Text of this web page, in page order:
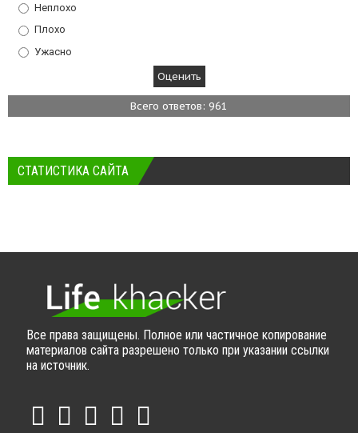
Неплохо
Плохо
Ужасно
Всего ответов: 961
СТАТИСТИКА САЙТА
Все права защищены. Полное или частичное копирование
материалов сайта разрешено только при указании ссылки
на источник.